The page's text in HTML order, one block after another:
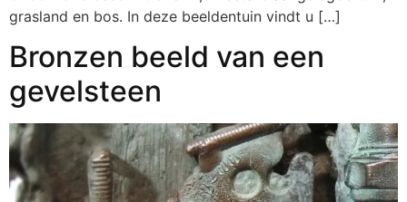
grasland en bos. In deze beeldentuin vindt u […]
Bronzen beeld van een
gevelsteen